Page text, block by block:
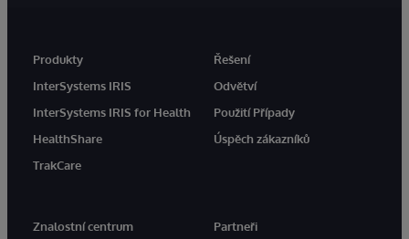
Produkty
InterSystems IRIS
InterSystems IRIS for Health
HealthShare
TrakCare
Řešení
Odvětví
Použití Případy
Úspěch zákazníků
Znalostní centrum
Partneři